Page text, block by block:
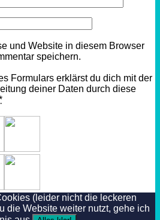
und Website in diesem Browser
speichern.
Formulars erklärst du dich mit der
deiner Daten durch diese
(leider nicht die leckeren
die Website weiter nutzt, gehe ich